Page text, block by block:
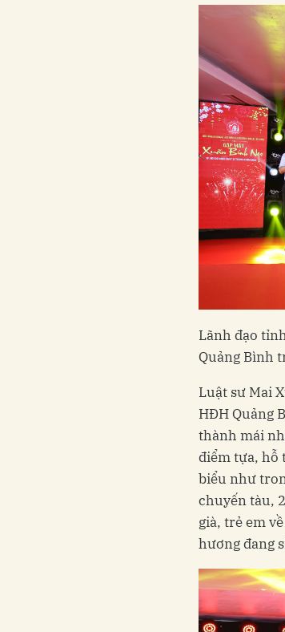
Lãnh đạo
Quảng Bình
Luật sư Mai
HĐH Quảng
thành mái
điểm tựa, hỗ
biểu như
chuyến tàu,
già, trẻ em
hương đang